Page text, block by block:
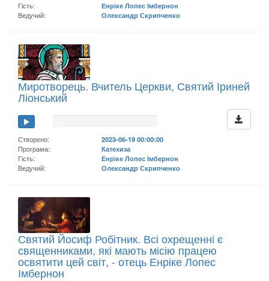
Гість:
Енріке Лопес Імбернон
Ведучий:
Олександр Скрипченко
Миротворець. Вчитель Церкви, Святий Іриней
Ліонський
Створено:
2023-06-19 00:00:00
Програма:
Катехиза
Гість:
Енріке Лопес Імбернон
Ведучий:
Олександр Скрипченко
Святий Йосиф Робітник. Всі охрещенні є
священниками, які мають місію працею
освятити цей світ, - отець Енріке Лопес
Імбернон